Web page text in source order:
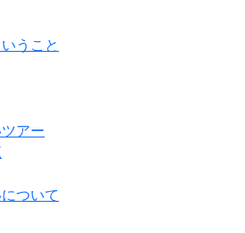
うこと
アー
ついて